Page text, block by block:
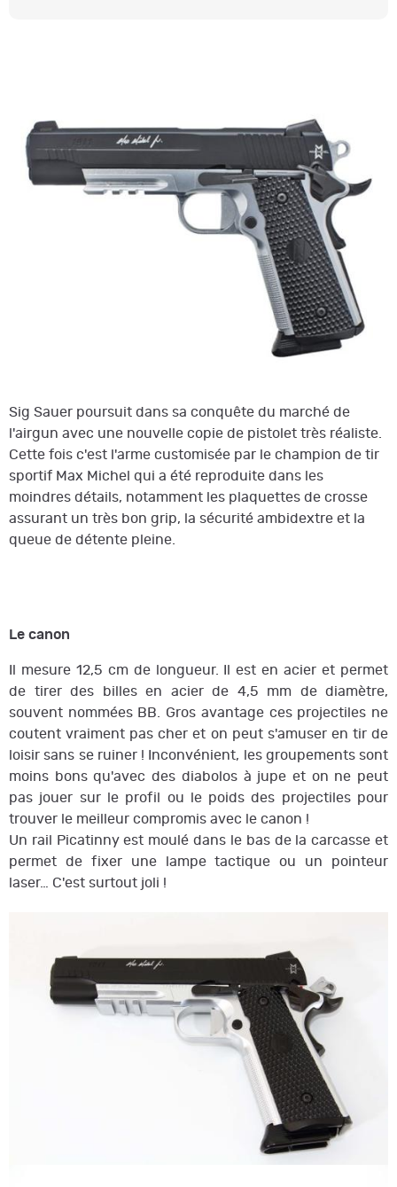
Sig Sauer poursuit dans sa conquête du marché de
l'airgun avec une nouvelle copie de pistolet très réaliste.
Cette fois c'est l'arme customisée par le champion de tir
sportif Max Michel qui a été reproduite dans les
moindres détails, notamment les plaquettes de crosse
assurant un très bon grip, la sécurité ambidextre et la
queue de détente pleine.
Le canon
Il mesure 12,5 cm de longueur. Il est en acier et permet
de tirer des billes en acier de 4,5 mm de diamètre,
souvent nommées BB. Gros avantage ces projectiles ne
coutent vraiment pas cher et on peut s'amuser en tir de
loisir sans se ruiner ! Inconvénient, les groupements sont
moins bons qu'avec des diabolos à jupe et on ne peut
pas jouer sur le profil ou le poids des projectiles pour
trouver le meilleur compromis avec le canon !
Un rail Picatinny est moulé dans le bas de la carcasse et
permet de fixer une lampe tactique ou un pointeur
laser… C'est surtout joli !